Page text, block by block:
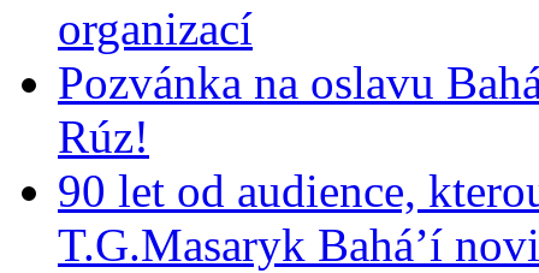
organizací
Pozvánka na oslavu
Rúz!
90 let od audience,
T.G.Masaryk Bahá’í